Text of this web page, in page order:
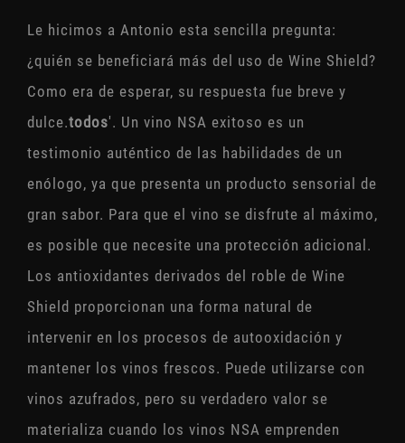
Le hicimos a Antonio esta sencilla pregunta:
¿quién se beneficiará más del uso de Wine Shield?
Como era de esperar, su respuesta fue breve y
dulce.todos'. Un vino NSA exitoso es un
testimonio auténtico de las habilidades de un
enólogo, ya que presenta un producto sensorial de
gran sabor. Para que el vino se disfrute al máximo,
es posible que necesite una protección adicional.
Los antioxidantes derivados del roble de Wine
Shield proporcionan una forma natural de
intervenir en los procesos de autooxidación y
mantener los vinos frescos. Puede utilizarse con
vinos azufrados, pero su verdadero valor se
materializa cuando los vinos NSA emprenden